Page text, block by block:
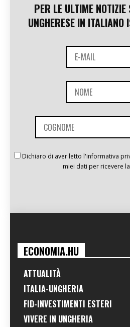
PER LE ULTIME NOTIZIE
UNGHERESE IN ITALIANO
Dichiaro di aver letto l'informativa
miei dati per ricevere
ECONOMIA.HU
ATTUALITÀ
ITALIA-UNGHERIA
FID-INVESTIMENTI ESTERI
VIVERE IN UNGHERIA